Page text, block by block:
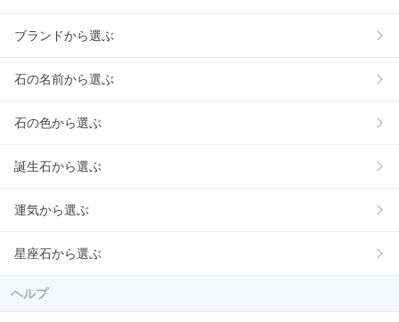
ブランドから選ぶ
石の名前から選ぶ
石の色から選ぶ
誕生石から選ぶ
運気から選ぶ
星座石から選ぶ
ヘルプ